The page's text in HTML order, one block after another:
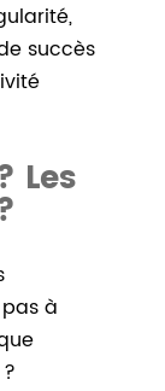
succès
Les
à